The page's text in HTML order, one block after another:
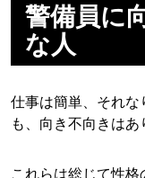
警備員に
な人
仕事は簡単、それ
も、向き不向きはあ
これらは総じて性格